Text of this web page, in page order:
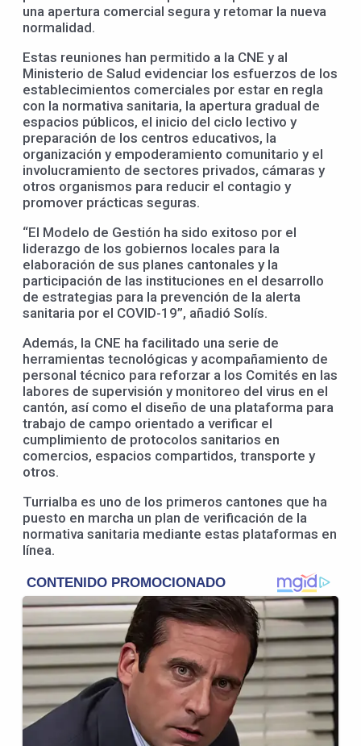
una apertura comercial segura y retomar la nueva
normalidad.
Estas reuniones han permitido a la CNE y al
Ministerio de Salud evidenciar los esfuerzos de los
establecimientos comerciales por estar en regla
con la normativa sanitaria, la apertura gradual de
espacios públicos, el inicio del ciclo lectivo y
preparación de los centros educativos, la
organización y empoderamiento comunitario y el
involucramiento de sectores privados, cámaras y
otros organismos para reducir el contagio y
promover prácticas seguras.
“El Modelo de Gestión ha sido exitoso por el
liderazgo de los gobiernos locales para la
elaboración de sus planes cantonales y la
participación de las instituciones en el desarrollo
de estrategias para la prevención de la alerta
sanitaria por el COVID-19”, añadió Solís.
Además, la CNE ha facilitado una serie de
herramientas tecnológicas y acompañamiento de
personal técnico para reforzar a los Comités en las
labores de supervisión y monitoreo del virus en el
cantón, así como el diseño de una plataforma para
trabajo de campo orientado a verificar el
cumplimiento de protocolos sanitarios en
comercios, espacios compartidos, transporte y
otros.
Turrialba es uno de los primeros cantones que ha
puesto en marcha un plan de verificación de la
normativa sanitaria mediante estas plataformas en
línea.